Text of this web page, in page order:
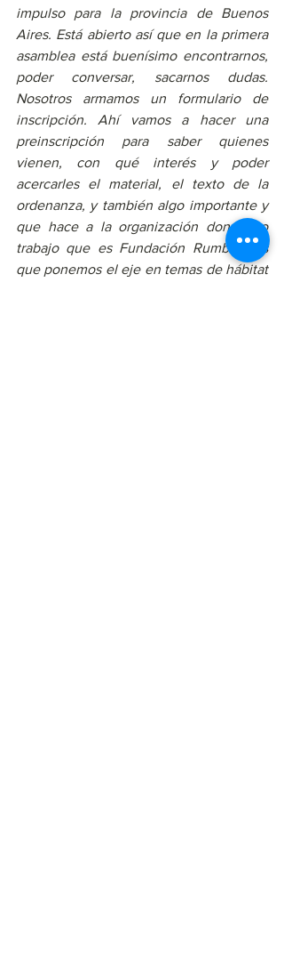
impulso para la provincia de Buenos
Aires. Está abierto así que en la primera
asamblea está buenísimo encontrarnos,
poder conversar, sacarnos dudas.
Nosotros armamos un formulario de
inscripción. Ahí vamos a hacer una
preinscripción para saber quienes
vienen, con qué interés y poder
acercarles el material, el texto de la
ordenanza, y también algo importante y
que hace a la organización donde yo
trabajo que es Fundación Rumbos, es
que ponemos el eje en temas de hábitat